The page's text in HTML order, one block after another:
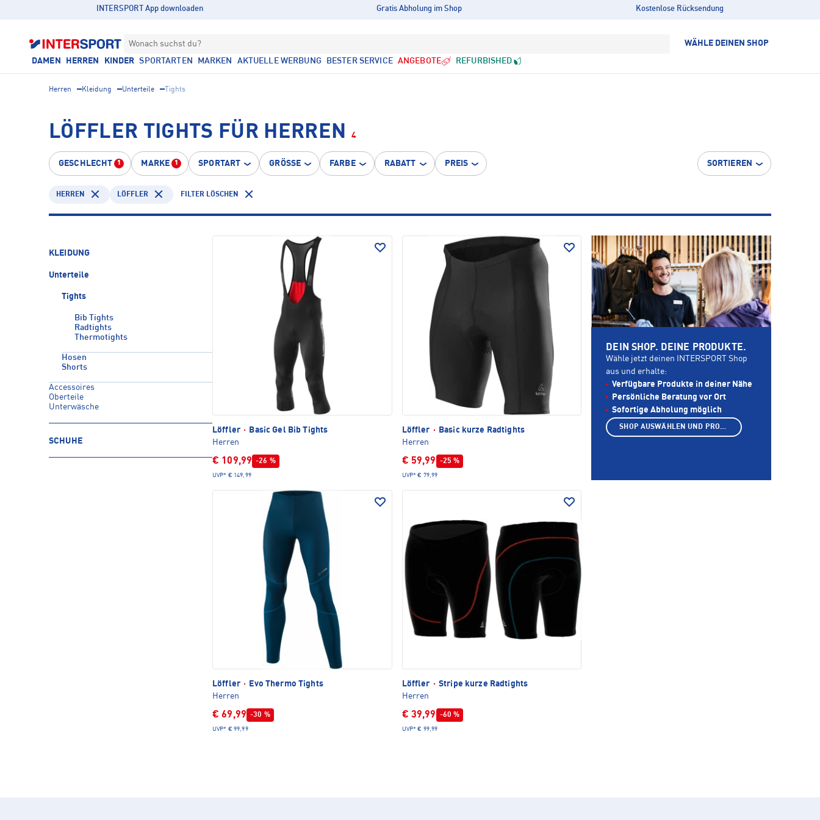
INTERSPORT App downloaden Gratis Abholung im Shop Kostenlose Rücksendung
Wonach suchst du? WÄHLE DEINEN SHOP
DAMEN HERREN KINDER SPORTARTEN MARKEN AKTUELLE WERBUNG BESTER SERVICE ANGEBOTE REFURBISHED
Herren Kleidung Unterteile Tights
LÖFFLER TIGHTS FÜR HERREN 4
GESCHLECHT 1 MARKE 1 SPORTART GRÖSSE FARBE RABATT PREIS SORTIEREN
HERREN LÖFFLER FILTER LÖSCHEN
KLEIDUNG
Unterteile
Tights
Bib Tights
Radtights
Thermotights
Hosen
Shorts
Accessoires
Oberteile
Unterwäsche
SCHUHE
Löffler ·
Basic Gel Bib Tights
Herren
€ 109,99 -26 %
UVP* € 149,99
Löffler ·
Basic kurze Radtights
Herren
€ 59,99 -25 %
UVP* € 79,99
Löffler ·
Evo Thermo Tights
Herren
€ 69,99 -30 %
UVP* € 99,99
Löffler · Stripe kurze Radtights
Herren
€ 39,99 -60 %
UVP* € 99,99
DEIN SHOP. DEINE PRODUKTE.
Wähle jetzt deinen INTERSPORT Shop
aus und erhalte:
Verfügbare Produkte in deiner Nähe
Persönliche Beratung vor Ort
Sofortige Abholung möglich
SHOP AUSWÄHLEN UND PRODUKTE ANZEIGEN